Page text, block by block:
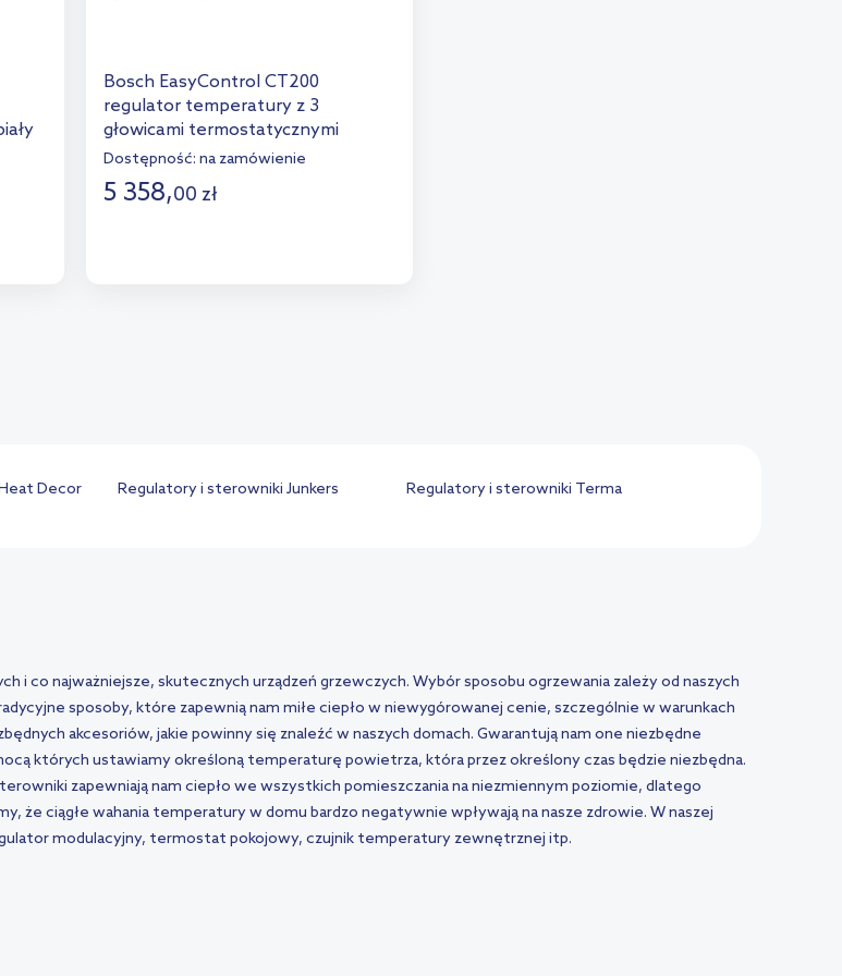
Bosch EasyControl CT200
regulator temperatury z 3
głowicami termostatycznymi
czarny 7736701394
Dostępność: na zamówienie
5 358,00 zł
Decor Regulatory i sterowniki Junkers Regulatory i sterowniki Terma
i co najważniejsze, skutecznych urządzeń grzewczych. Wybór sposobu ogrzewania zależy od naszych
sposoby, które zapewnią nam miłe ciepło w niewygórowanej cenie, szczególnie w warunkach
akcesoriów, jakie powinny się znaleźć w naszych domach. Gwarantują nam one niezbędne
których ustawiamy określoną temperaturę powietrza, która przez określony czas będzie niezbędna.
zapewniają nam ciepło we wszystkich pomieszczania na niezmiennym poziomie, dlatego
ciągłe wahania temperatury w domu bardzo negatywnie wpływają na nasze zdrowie. W naszej
modulacyjny, termostat pokojowy, czujnik temperatury zewnętrznej itp.